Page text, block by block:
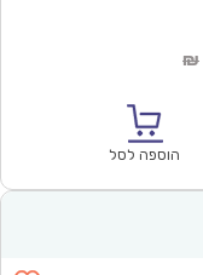
₪
הוספה לסל